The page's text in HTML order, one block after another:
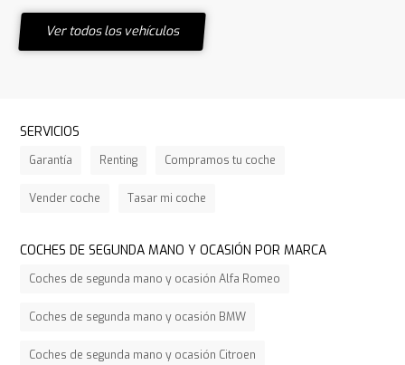
Ver todos los vehículos
SERVICIOS
Garantía Renting Compramos tu coche
Vender coche Tasar mi coche
COCHES DE SEGUNDA MANO Y OCASIÓN POR MARCA
Coches de segunda mano y ocasión Alfa Romeo
Coches de segunda mano y ocasión BMW
Coches de segunda mano y ocasión Citroen